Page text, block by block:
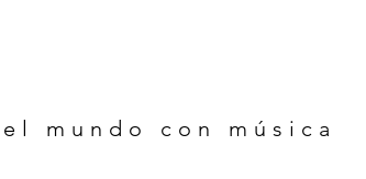
mundo con música